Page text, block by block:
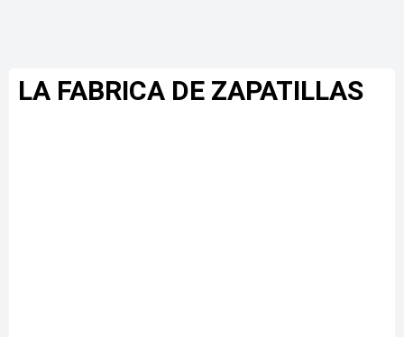
LA FABRICA DE ZAPATILLAS